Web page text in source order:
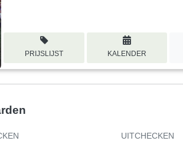
PRIJSLIJST KALENDER
UITCHECKEN